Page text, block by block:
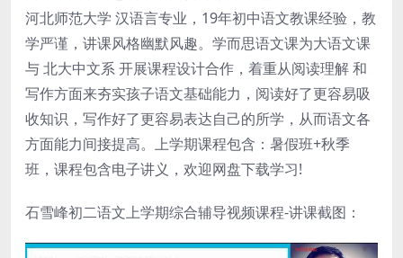
河北师范大学 汉语言专业，19年初中语文教课经验，教
学严谨，讲课风格幽默风趣。学而思语文课为大语文课
与 北大中文系 开展课程设计合作，着重从阅读理解 和
写作方面来夯实孩子语文基础能力，阅读好了更容易吸
收知识，写作好了更容易表达自己的所学，从而语文各
方面能力间接提高。上学期课程包含：暑假班+秋季
班，课程包含电子讲义，欢迎网盘下载学习!
石雪峰初二语文上学期综合辅导视频课程-讲课截图：